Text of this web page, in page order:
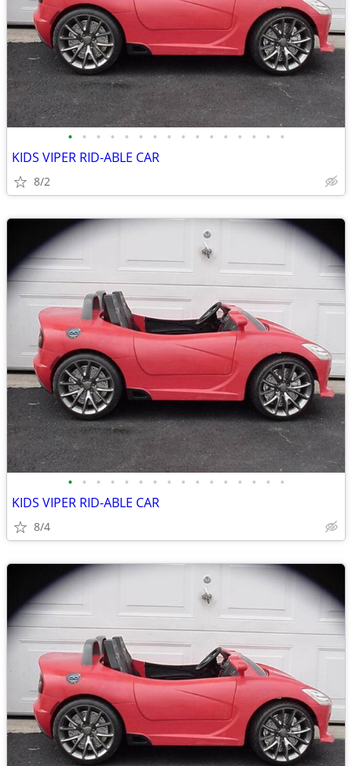
• • • • • • • • • • • • • • • •
KIDS VIPER RID-ABLE CAR
8/2
• • • • • • • • • • • • • • • •
KIDS VIPER RID-ABLE CAR
8/4